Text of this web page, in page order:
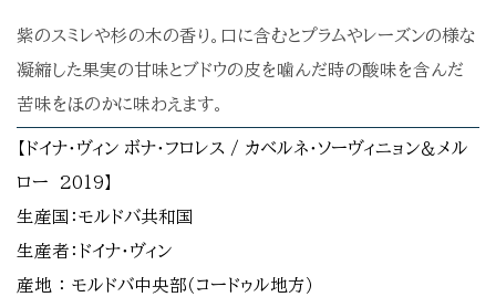
紫のスミレや杉の木の香り。口に含むとプラムやレーズンの様な
凝縮した果実の甘味とブドウの皮を噛んだ時の酸味を含んだ
苦味をほのかに味わえます。
【ドイナ・ヴィン ボナ・フロレス / カベルネ・ソーヴィニョン＆メル
ロー 2019】
生産国：モルドバ共和国
生産者：ドイナ・ヴィン
産地 ： モルドバ中央部（コードゥル地方）